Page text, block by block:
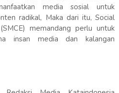
media sosial untuk
radikal, Maka dari itu, Social
memandang perlu untuk
insan media dan kalangan